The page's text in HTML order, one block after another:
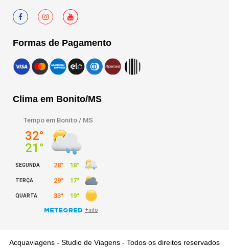
Formas de Pagamento
Clima em Bonito/MS
Acquaviagens - Studio de Viagens - Todos os direitos reservados